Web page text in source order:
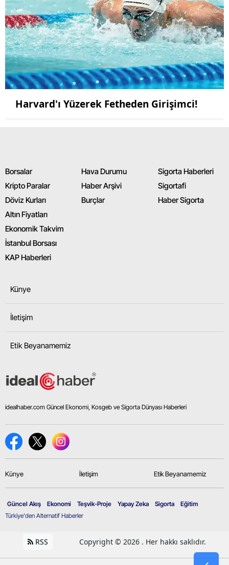
Harvard'ı Yüzerek Fetheden Girişimci!
Borsalar
Kripto Paralar
Döviz Kurları
Altın Fiyatları
Ekonomik Takvim
İstanbul Borsası
KAP Haberleri
Hava Durumu
Haber Arşivi
Burçlar
Sigorta Haberleri
Sigortafi
Haber Sigorta
Künye
İletişim
Etik Beyanamemiz
idealhaber.com Güncel Ekonomi, Kosgeb ve Sigorta Dünyası Haberleri
Künye İletişim Etik Beyanamemiz
Türkiye'den Alternatif Haberler
Güncel Akış Ekonomi Teşvik-Proje Yapay Zeka Sigorta Eğitim
RSS Copyright © 2026 . Her hakkı saklıdır.